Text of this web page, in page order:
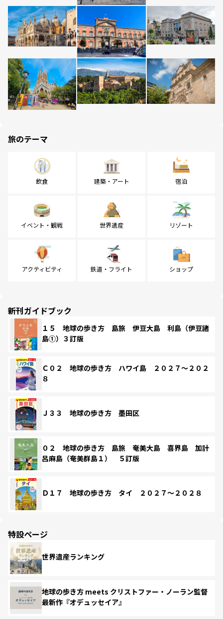
旅のテーマ
飲食 建築・アート 宿泊
イベント・観戦 世界遺産 リゾート
アクティビティ 鉄道・フライト ショップ
新刊ガイドブック
１５ 地球の歩き方 島旅 伊豆大島 利島（伊豆諸
島①）３訂版
Ｃ０２ 地球の歩き方 ハワイ島 ２０２７～２０２
８
Ｊ３３ 地球の歩き方 墨田区
０２ 地球の歩き方 島旅 奄美大島 喜界島 加計
呂麻島（奄美群島１） ５訂版
Ｄ１７ 地球の歩き方 タイ ２０２７～２０２８
特設ページ
世界遺産ランキング
地球の歩き方 meets クリストファー・ノーラン監督
最新作『オデュッセイア』